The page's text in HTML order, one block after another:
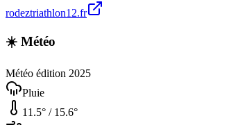
rodeztriathlon12.fr
☀️ Météo
Météo édition 2025
Pluie
11.5° / 15.6°